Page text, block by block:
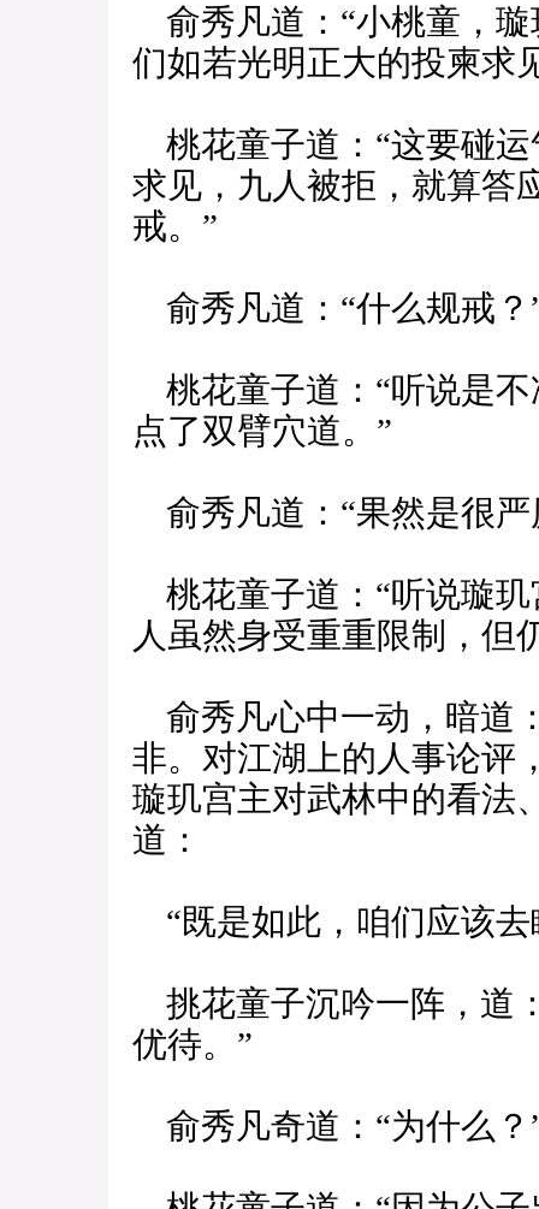
俞秀凡道：“小桃童，
们如若光明正大的投柬求
桃花童子道：“这要碰
求见，九人被拒，就算答
戒。”
俞秀凡道：“什么规戒？
桃花童子道：“听说是
点了双臂穴道。”
俞秀凡道：“果然是很严
桃花童子道：“听说璇
人虽然身受重重限制，但
俞秀凡心中一动，暗道
非。对江湖上的人事论评
璇玑宫主对武林中的看法
道：
“既是如此，咱们应该去
挑花童子沉吟一阵，道
优待。”
俞秀凡奇道：“为什么？